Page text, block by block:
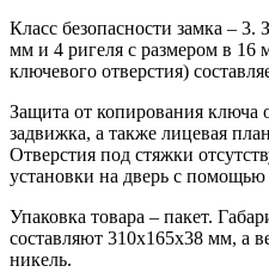
Класс безопасности замка – 3.
мм и 4 ригеля с размером в 16
ключевого отверстия)
Защита от копирования ключа
задвижка, а также лицевая
Отверстия под стяжки
установки на дверь с помощью
Упаковка товара – пакет.
составляют 310x165x38 мм, а
никель.